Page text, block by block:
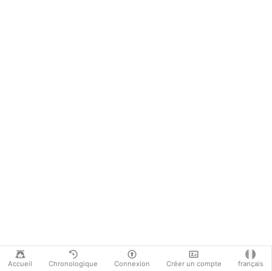
Accueil Chronologique Connexion Créer un compte français